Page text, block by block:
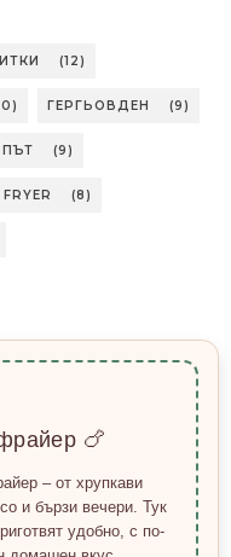
(12)
ГЕРГЬОВДЕН (9)
(9)
(8)
🍗
– от хрупкави
и бързи вечери. Тук
удобно, с по-